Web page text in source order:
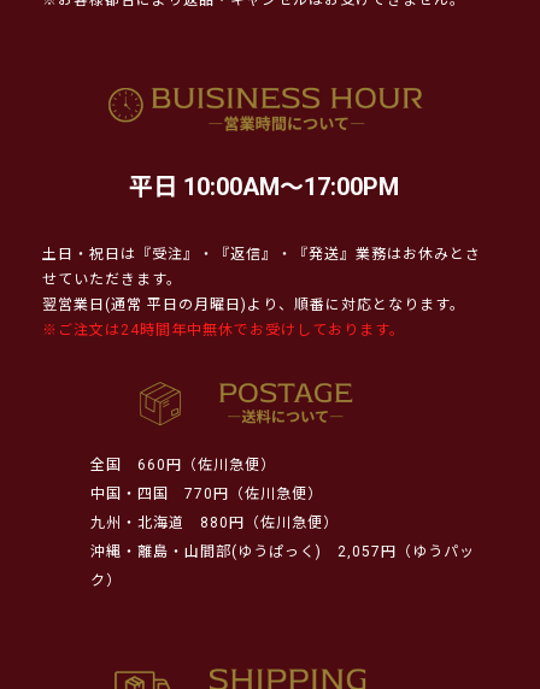
平日 10:00AM～17:00PM
土日・祝日は『受注』・『返信』・『発送』業務はお休みとさ
せていただきます。
翌営業日(通常 平日の月曜日)より、順番に対応となります。
※ご注文は24時間年中無休でお受けしております。
全国
660円（佐川急便）
中国・四国
770円（佐川急便）
九州・北海道
880円（佐川急便）
沖縄・離島・山間部(ゆうぱっく)
2,057円（ゆうパッ
ク）